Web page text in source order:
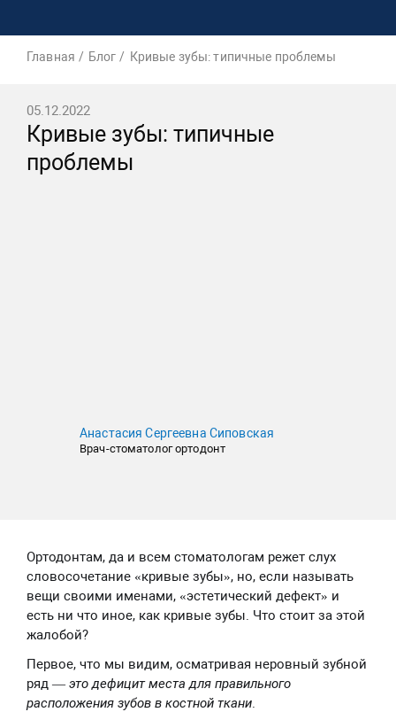
Главная Блог Кривые зубы: типичные проблемы
05.12.2022
Кривые зубы: типичные
проблемы
Анастасия Сергеевна Сиповская
Врач-стоматолог ортодонт
Ортодонтам, да и всем стоматологам режет слух
словосочетание «кривые зубы», но, если называть
вещи своими именами, «эстетический дефект» и
есть ни что иное, как кривые зубы. Что стоит за этой
жалобой?
Первое, что мы видим, осматривая неровный зубной
ряд — это дефицит места для правильного
расположения зубов в костной ткани.